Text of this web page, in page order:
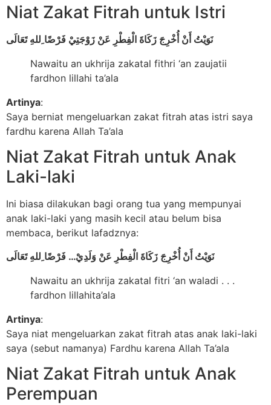
Niat Zakat Fitrah untuk Istri
نَوَيْتُ أَنْ أُخْرِجَ زَكَاةَ الْفِطْرِ عَنْ زَوْجَتِيْ فَرْضًا ِللهِ تَعَالَى
Nawaitu an ukhrija zakatal fithri ‘an zaujatii
fardhon lillahi ta’ala
Artinya:
Saya berniat mengeluarkan zakat fitrah atas istri saya
fardhu karena Allah Ta’ala
Niat Zakat Fitrah untuk Anak
Laki-laki
Ini biasa dilakukan bagi orang tua yang mempunyai
anak laki-laki yang masih kecil atau belum bisa
membaca, berikut lafadznya:
نَوَيْتُ أَنْ أُخْرِجَ زَكَاةَ الْفِطْرِ عَنْ وَلَدِيْ… فَرْضًا ِللهِ تَعَالَى
Nawaitu an ukhrija zakatal fitri ‘an waladi . . .
fardhon lillahita’ala
Artinya:
Saya niat mengeluarkan zakat fitrah atas anak laki-laki
saya (sebut namanya) Fardhu karena Allah Ta’ala
Niat Zakat Fitrah untuk Anak
Perempuan